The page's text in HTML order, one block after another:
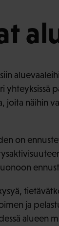
yhteyksissä
joita näihin
on
ja
alueen